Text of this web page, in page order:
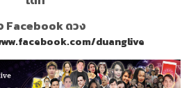
Facebook ดวง
duanglive